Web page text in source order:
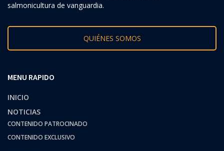
salmonicultura de vanguardia.
QUIÉNES SOMOS
MENU RAPIDO
INICIO
NOTICIAS
CONTENIDO PATROCINADO
CONTENIDO EXCLUSIVO